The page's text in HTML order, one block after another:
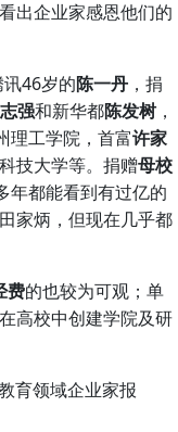
出企业家感恩他们的
讯46岁的陈一丹 ，捐
强和新华都陈发树，
理工学院 ，首富许家
技大学等。捐赠母校
年都能看到有过亿的
家炳，但现在几乎都
费的也较为可观；单
高校中创建学院及研
育领域企业家报